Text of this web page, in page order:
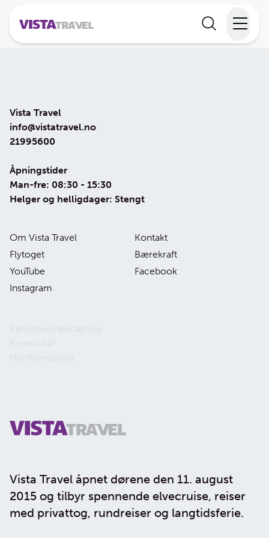
Temareiser
Informasjon
Min reise
Vista Travel åpnet dørene den 11. august
2015 og tilbyr spennende elvecruise, reiser
med privattog, rundreiser og langtidsferie.
Vista Travel
info@vistatravel.no
21995600
Åpningstider
Man-fre: 08:30 - 15:30
Helger og helligdager: Stengt
Om Vista Travel
Kontakt
Flytoget
Bærekraft
YouTube
Facebook
Instagram